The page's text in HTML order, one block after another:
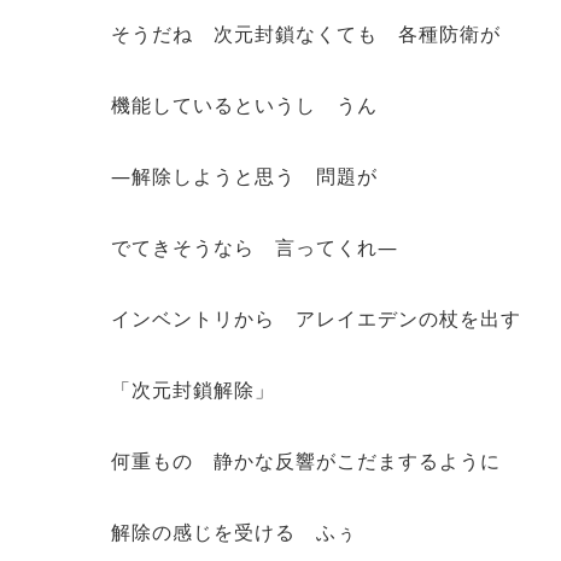
そうだね 次元封鎖なくても 各種防衛が
機能しているというし うん
―解除しようと思う 問題が
でてきそうなら 言ってくれ―
インベントリから アレイエデンの杖を出す
「次元封鎖解除」
何重もの 静かな反響がこだまするように
解除の感じを受ける ふぅ